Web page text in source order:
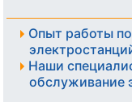
Опыт работы
Наши
обслуживание